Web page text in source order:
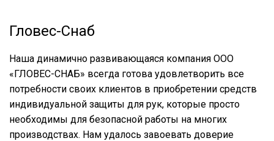
Гловес-Снаб
Наша динамично развивающаяся компания ООО
«ГЛОВЕС-СНАБ» всегда готова удовлетворить все
потребности своих клиентов в приобретении средств
индивидуальной защиты для рук, которые просто
необходимы для безопасной работы на многих
производствах. Нам удалось завоевать доверие